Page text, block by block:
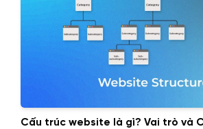
Cấu trúc website là gì? Vai trò và